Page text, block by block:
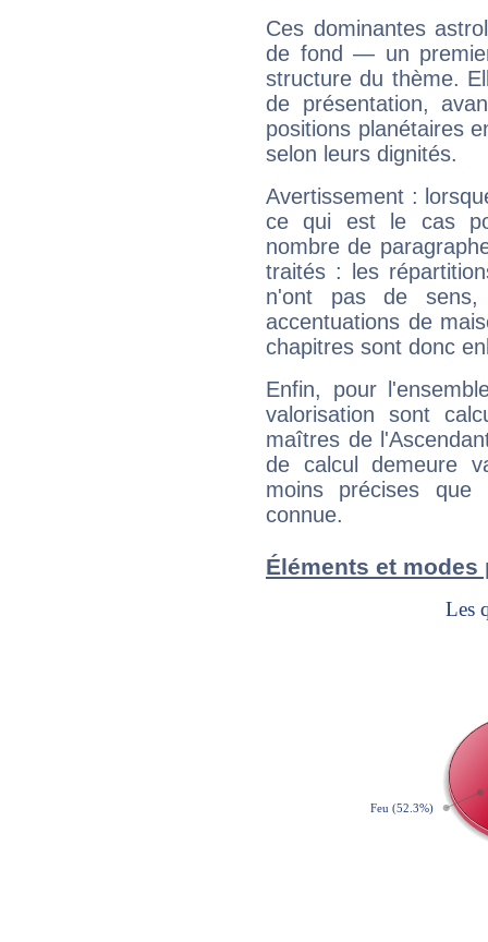
Ces dominantes
de fond — un
structure du thème.
de présentation,
positions planétaires
selon leurs dignités.
Avertissement :
ce qui est le cas
nombre de
traités : les
n'ont pas de sens,
accentuations de
chapitres sont donc
Enfin, pour
valorisation sont
maîtres de
de calcul demeure
moins précises que
connue.
Éléments et modes